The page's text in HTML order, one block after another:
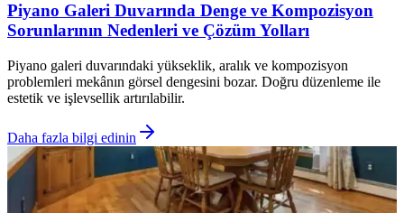
Piyano Galeri Duvarında Denge ve Kompozisyon
Sorunlarının Nedenleri ve Çözüm Yolları
Piyano galeri duvarındaki yükseklik, aralık ve kompozisyon
problemleri mekânın görsel dengesini bozar. Doğru düzenleme ile
estetik ve işlevsellik artırılabilir.
Daha fazla bilgi edinin